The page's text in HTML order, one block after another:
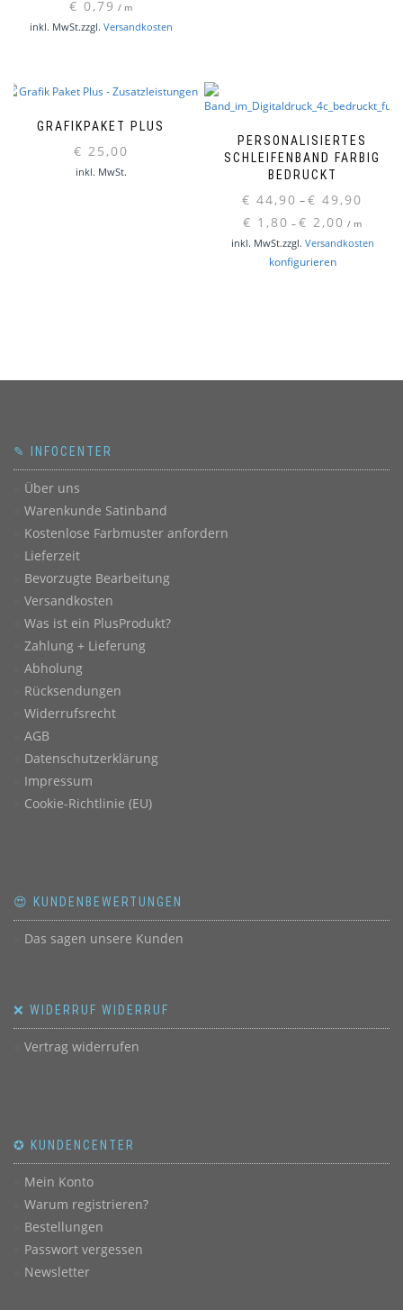
€ 0,79 / m
inkl. MwSt.zzgl. Versandkosten
GRAFIKPAKET PLUS
€ 25,00
inkl. MwSt.
PERSONALISIERTES
SCHLEIFENBAND FARBIG
BEDRUCKT
€ 44,90 –€ 49,90
€ 1,80 – € 2,00 / m
inkl. MwSt.zzgl. Versandkosten
konfigurierenDieses
Produktseite
✎ INFOCENTER
Über uns
Warenkunde Satinband
Kostenlose Farbmuster anfordern
Lieferzeit
Bevorzugte Bearbeitung
Versandkosten
Was ist ein PlusProdukt?
Zahlung + Lieferung
Abholung
Rücksendungen
Widerrufsrecht
AGB
Datenschutzerklärung
Impressum
Cookie-Richtlinie (EU)
😍 KUNDENBEWERTUNGEN
Das sagen unsere Kunden
❌ WIDERRUF WIDERRUF
Vertrag widerrufen
✪ KUNDENCENTER
Mein Konto
Warum registrieren?
Bestellungen
Passwort vergessen
Newsletter